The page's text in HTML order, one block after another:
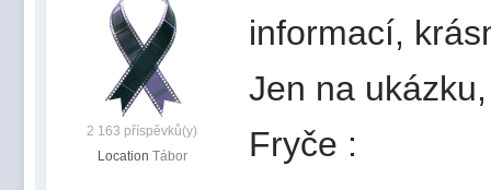
2 163 příspěvků(y)
Location Tábor
informací,
Jen na
Fryče :